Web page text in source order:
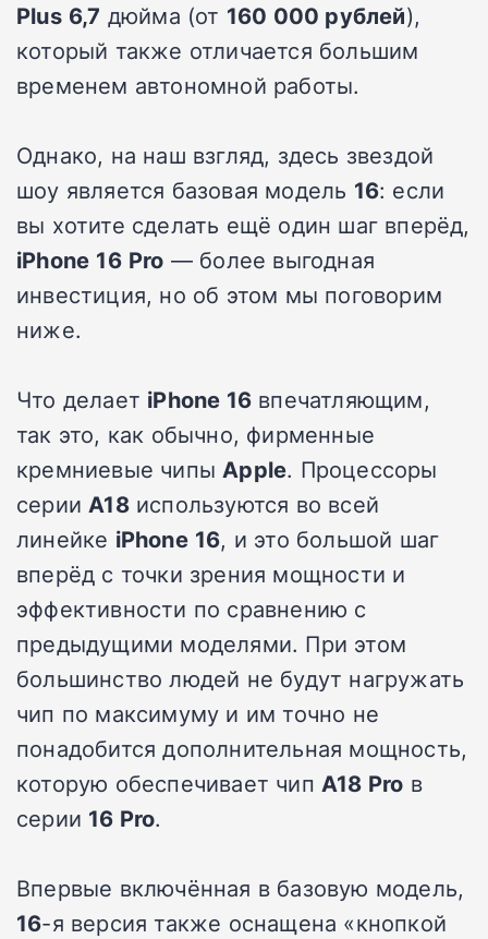
Plus 6,7 дюйма (от 160 000 рублей),
который также отличается большим
временем автономной работы.
Однако, на наш взгляд, здесь звездой
шоу является базовая модель 16: если
вы хотите сделать ещё один шаг вперёд,
iPhone 16 Pro — более выгодная
инвестиция, но об этом мы поговорим
ниже.
Что делает iPhone 16 впечатляющим,
так это, как обычно, фирменные
кремниевые чипыApple. Процессоры
серииA18используются во всей
линейке iPhone 16, и это большой шаг
вперёд с точки зрения мощности и
эффективности по сравнению с
предыдущими моделями. При этом
большинство людей не будут нагружать
чип по максимуму и им точно не
понадобится дополнительная мощность,
которую обеспечивает чип A18 Pro в
серии 16 Pro.
Впервые включённая в базовую модель,
16-я версия также оснащена «кнопкой